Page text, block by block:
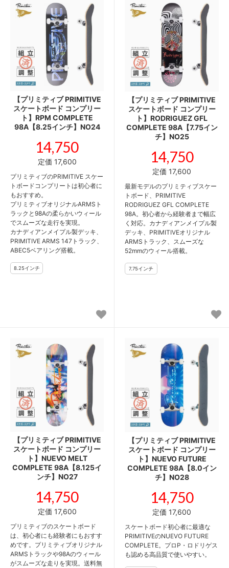
【プリミティブ PRIMITIVE
スケートボード コンプリー
ト】RPM COMPLETE
98A【8.25インチ】NO24
14,750
定価 17,600
プリミティブのPRIMITIVE スケー
トボードコンプリートは初心者に
もおすすめ。
プリミティブオリジナルARMSト
ラックと98Aの柔らかいウィール
でスムーズな走行を実現。
カナディアンメイプル製デッキ、
PRIMITIVE ARMS 147トラック、
ABEC5ベアリング搭載。
【プリミティブ PRIMITIVE
スケートボード コンプリー
ト】RODRIGUEZ GFL
COMPLETE 98A【7.75イン
チ】NO25
14,750
定価 17,600
最新モデルのプリミティブスケー
トボード、PRIMITIVE
RODRIGUEZ GFL COMPLETE
98A。初心者から経験者まで幅広
く対応。カナディアンメイプル製
デッキ、PRIMITIVEオリジナル
ARMSトラック、スムーズな
52mmのウィール搭載。
【プリミティブ PRIMITIVE
スケートボード コンプリー
ト】NUEVO MELT
COMPLETE 98A【8.125イ
ンチ】NO27
14,750
定価 17,600
プリミティブのスケートボード
は、初心者にも経験者にもおすす
めです。プリミティブオリジナル
ARMSトラックや98Aのウィール
がスムーズな走りを実現。送料無
【プリミティブ PRIMITIVE
スケートボード コンプリー
ト】NUEVO FUTURE
COMPLETE 98A【8.0イン
チ】NO28
14,750
定価 17,600
スケートボード初心者に最適な
PRIMITIVEのNUEVO FUTURE
COMPLETE。プロP・ロドリゲス
も認める高品質で使いやすい。